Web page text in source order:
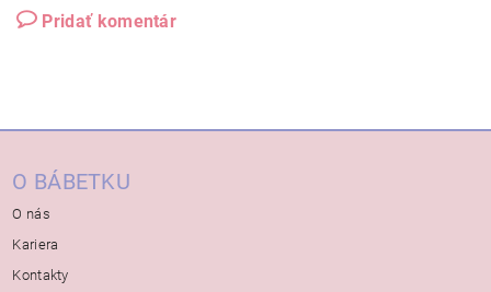
Pridať komentár
O BÁBETKU
O nás
Kariera
Kontakty